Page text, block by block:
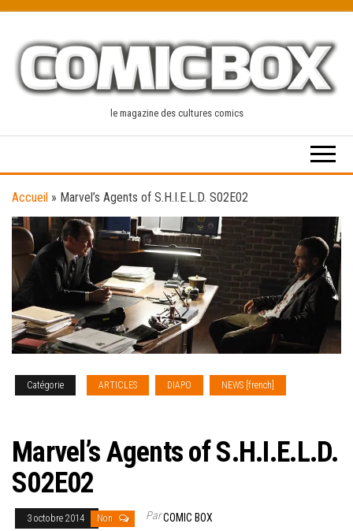
content
le magazine des cultures comics
Accueil » Marvel’s Agents of S.H.I.E.L.D. S02E02
Catégorie ARTICLES DIAPO NEWS [french]
Marvel’s Agents of S.H.I.E.L.D.
S02E02
3 octobre 2014 Non ParCOMIC BOX